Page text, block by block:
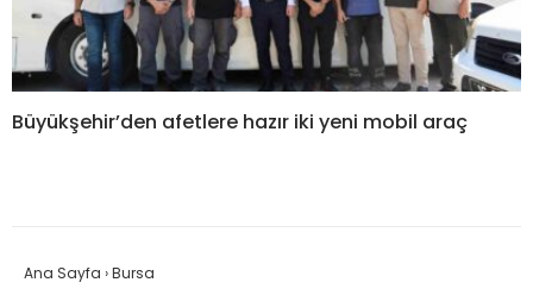
Büyükşehir’den afetlere hazır iki yeni mobil araç
Ana Sayfa ›Bursa